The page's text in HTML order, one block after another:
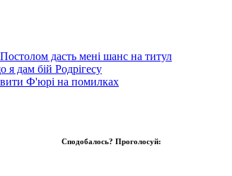
дасть мені шанс на титул
я дам бій Родрігесу
Ф'юрі на помилках
Сподобалось? Проголосуй: